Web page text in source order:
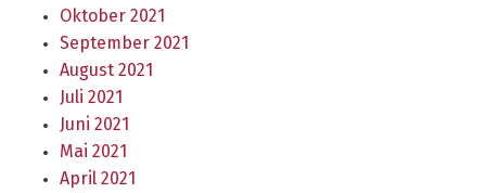
Oktober 2021
September 2021
August 2021
Juli 2021
Juni 2021
Mai 2021
April 2021